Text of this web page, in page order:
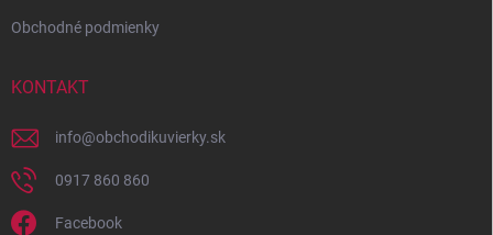
Obchodné podmienky
KONTAKT
info@obchodikuvierky.sk
0917 860 860
Facebook